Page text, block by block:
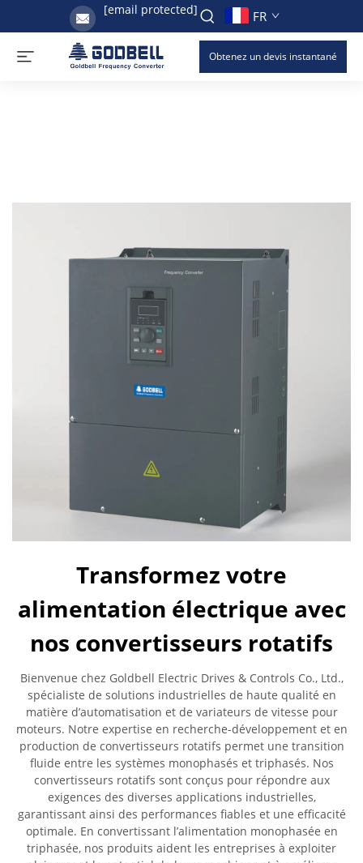
[email protected] FR
Obtenez un devis instantané
Transformez votre
alimentation électrique avec
nos convertisseurs rotatifs
Bienvenue chez Goldbell Electric Drives & Controls Co., Ltd.,
spécialiste de solutions industrielles de haute qualité en
matière d’automatisation et de variateurs de vitesse pour
moteurs. Notre expertise en recherche-développement et en
production de convertisseurs rotatifs permet une transition
fluide entre les systèmes monophasés et triphasés. Nos
convertisseurs rotatifs sont conçus pour répondre aux
exigences des diverses applications industrielles,
garantissant ainsi des performances fiables et une efficacité
optimale. En convertissant l’alimentation monophasée en
triphasée, nos produits aident les entreprises à exploiter